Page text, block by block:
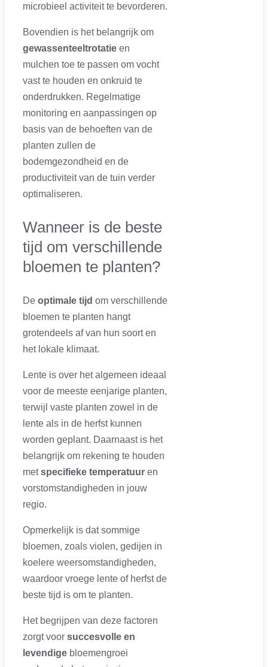
microbieel activiteit te bevorderen.
Bovendien is het belangrijk om
gewassenteeltrotatie en
mulchen toe te passen om vocht
vast te houden en onkruid te
onderdrukken. Regelmatige
monitoring en aanpassingen op
basis van de behoeften van de
planten zullen de
bodemgezondheid en de
productiviteit van de tuin verder
optimaliseren.
Wanneer is de beste
tijd om verschillende
bloemen te planten?
De optimale tijd om verschillende
bloemen te planten hangt
grotendeels af van hun soort en
het lokale klimaat.
Lente is over het algemeen ideaal
voor de meeste eenjarige planten,
terwijl vaste planten zowel in de
lente als in de herfst kunnen
worden geplant. Daarnaast is het
belangrijk om rekening te houden
metspecifieke temperatuur en
vorstomstandigheden in jouw
regio.
Opmerkelijk is dat sommige
bloemen, zoals violen, gedijen in
koelere weersomstandigheden,
waardoor vroege lente of herfst de
beste tijd is om te planten.
Het begrijpen van deze factoren
zorgt voor succesvolle en
levendige bloemengroei